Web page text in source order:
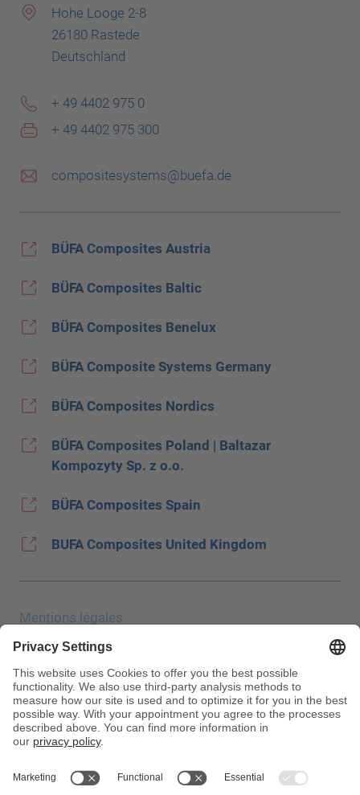
Hohe Looge 2-8
26180 Rastede
Deutschland
+ 49 4402 975 0
+ 49 4402 975 300
compositesystems@buefa.de
BÜFA Composites Austria
BÜFA Composites Baltic
BÜFA Composites Benelux
BÜFA Composite Systems Germany
BÜFA Composites Nordics
BÜFA Composites Poland | Baltazar
Kompozyty Sp. z o.o.
BÜFA Composites Spain
BUFA Composites United Kingdom
Mentions légales
Protection des données
Salon JEC
CONDITIONS GÉNÉRALES DE VENTE
Conditions d′achat